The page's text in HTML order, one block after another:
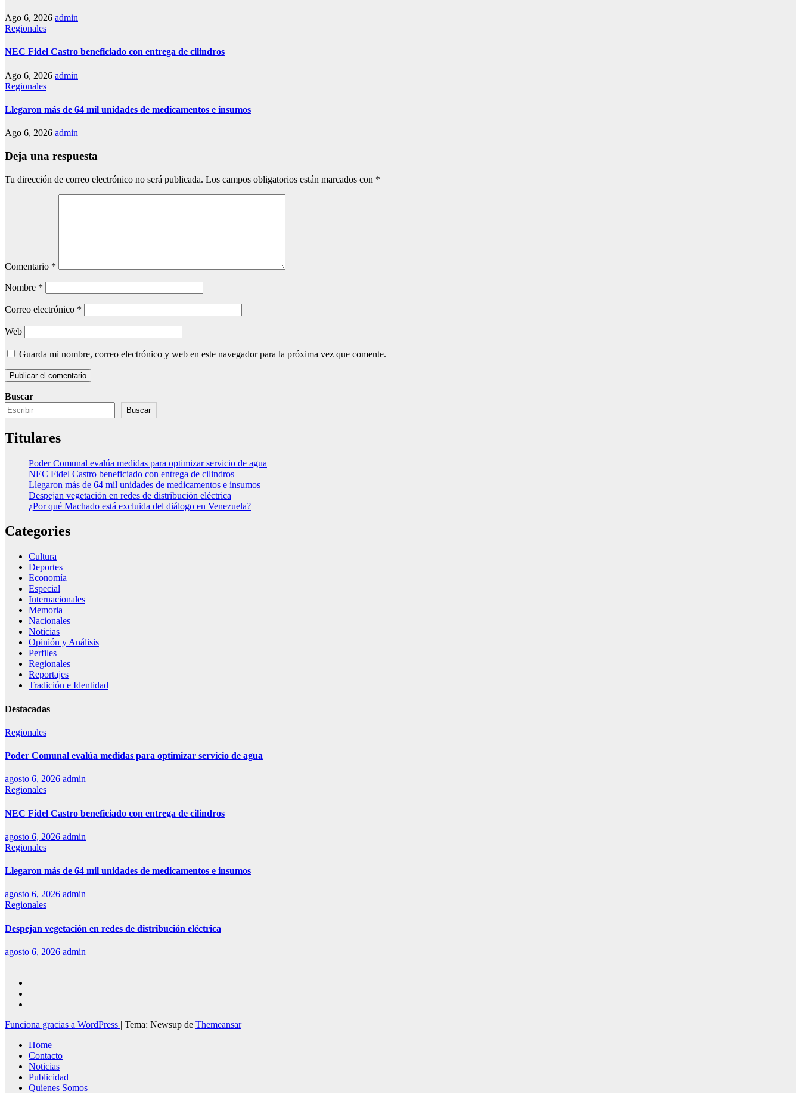
Ago 6, 2026 admin
Regionales
NEC Fidel Castro beneficiado con entrega de cilindros
Ago 6, 2026 admin
Regionales
Llegaron más de 64 mil unidades de medicamentos e insumos
Ago 6, 2026 admin
Deja una respuesta
Tu dirección de correo electrónico no será publicada. Los campos obligatorios están marcados con *
Comentario *
Nombre *
Correo electrónico *
Web
Guarda mi nombre, correo electrónico y web en este navegador para la próxima vez que comente.
Buscar
Buscar
Titulares
Poder Comunal evalúa medidas para optimizar servicio de agua
NEC Fidel Castro beneficiado con entrega de cilindros
Llegaron más de 64 mil unidades de medicamentos e insumos
Despejan vegetación en redes de distribución eléctrica
¿Por qué Machado está excluida del diálogo en Venezuela?
Categories
Cultura
Deportes
Economía
Especial
Internacionales
Memoria
Nacionales
Noticias
Opinión y Análisis
Perfiles
Regionales
Reportajes
Tradición e Identidad
Destacadas
Regionales
Poder Comunal evalúa medidas para optimizar servicio de agua
agosto 6, 2026 admin
Regionales
NEC Fidel Castro beneficiado con entrega de cilindros
agosto 6, 2026 admin
Regionales
Llegaron más de 64 mil unidades de medicamentos e insumos
agosto 6, 2026 admin
Regionales
Despejan vegetación en redes de distribución eléctrica
agosto 6, 2026 admin
Funciona gracias a WordPress | Tema: Newsup de Themeansar
Home
Contacto
Noticias
Publicidad
Quienes Somos